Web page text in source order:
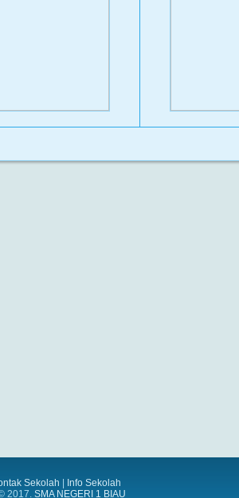
Sekolah
Info Sekolah
2017. SMA NEGERI 1 BIAU